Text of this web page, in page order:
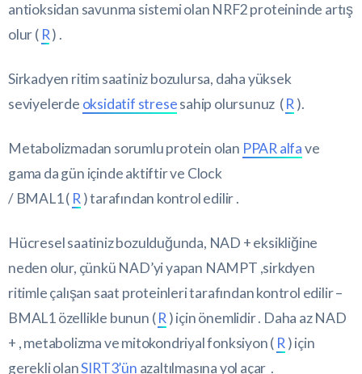
antioksidan savunma sistemi olan NRF2 proteininde artış
olur ( R) .
Sirkadyen ritim saatiniz bozulursa, daha yüksek
seviyelerde oksidatif stresesahip olursunuz (R ).
Metabolizmadan sorumlu protein olan PPAR alfave
gama da gün içinde aktiftir ve Clock
/ BMAL1 ( R ) tarafından kontrol edilir .
Hücresel saatiniz bozulduğunda, NAD + eksikliğine
neden olur, çünkü NAD’yi yapan NAMPT ,sirkdyen
ritimle çalışan saat proteinleri tarafından kontrol edilir –
BMAL1 özellikle bunun (R ) için önemlidir . Daha az NAD
+ , metabolizma ve mitokondriyal fonksiyon ( R ) için
gerekli olanSIRT3’ün azaltılmasına yol açar .